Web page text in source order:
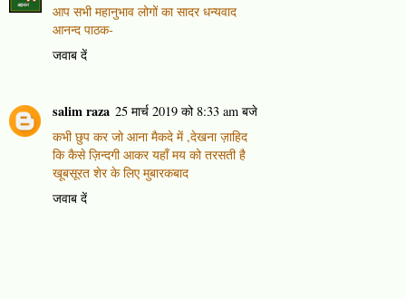
आप सभी महानुभाव लोगों का सादर धन्यवाद
आनन्द पाठक-
जवाब दें
salim raza 25 मार्च 2019 को 8:33 am बजे
कभी छुप कर जो आना मैकदे में ,देखना ज़ाहिद
कि कैसे ज़िन्दगी आकर यहाँ मय को तरसती है
खूबसूरत शेर के लिए मुबारकबाद
जवाब दें